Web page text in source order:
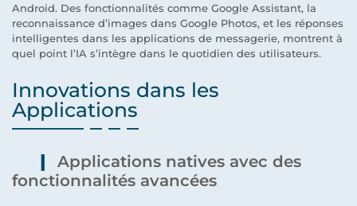
Android. Des fonctionnalités comme Google Assistant, la
reconnaissance d’images dans Google Photos, et les réponses
intelligentes dans les applications de messagerie, montrent à
quel point l’IA s’intègre dans le quotidien des utilisateurs.
Innovations dans les
Applications
Applications natives avec des
fonctionnalités avancées